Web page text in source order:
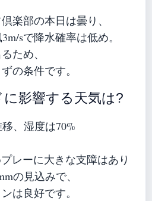
楽部の本日は曇り、
sで降水確率は低め。
ため、
の条件です。
影響する天気は?
、湿度は70%
レーに大きな支障はあり
の見込みで、
は良好です。